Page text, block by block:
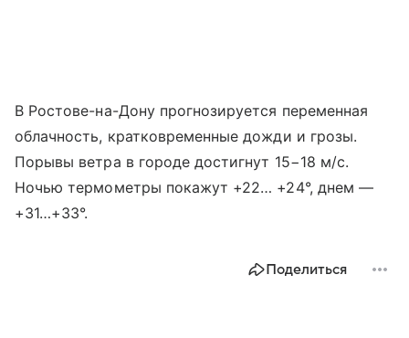
В Ростове-на-Дону прогнозируется переменная
облачность, кратковременные дожди и грозы.
Порывы ветра в городе достигнут 15−18 м/с.
Ночью термометры покажут +22… +24°, днем —
+31…+33°.
Поделиться